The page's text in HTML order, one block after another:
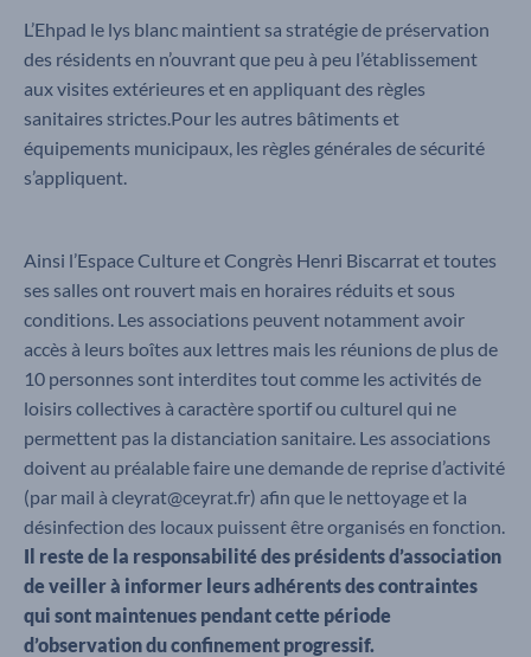
L’Ehpad le lys blanc maintient sa stratégie de préservation
des résidents en n’ouvrant que peu à peu l’établissement
aux visites extérieures et en appliquant des règles
sanitaires strictes.Pour les autres bâtiments et
équipements municipaux, les règles générales de sécurité
s’appliquent.
Ainsi l’Espace Culture et Congrès Henri Biscarrat et toutes
ses salles ont rouvert mais en horaires réduits et sous
conditions. Les associations peuvent notamment avoir
accès à leurs boîtes aux lettres mais les réunions de plus de
10 personnes sont interdites tout comme les activités de
loisirs collectives à caractère sportif ou culturel qui ne
permettent pas la distanciation sanitaire. Les associations
doivent au préalable faire une demande de reprise d’activité
(par mail à cleyrat@ceyrat.fr) afin que le nettoyage et la
désinfection des locaux puissent être organisés en fonction.
Il reste de la responsabilité des présidents d’association
de veiller à informer leurs adhérents des contraintes
qui sont maintenues pendant cette période
d’observation du confinement progressif.